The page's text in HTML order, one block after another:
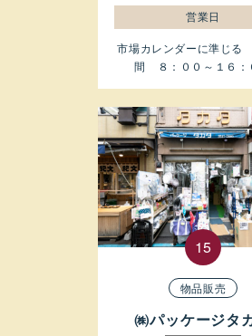
営業日
市場カレンダーに準じ
間 ８：００～１６：
物品販売
㈱パッケージタ